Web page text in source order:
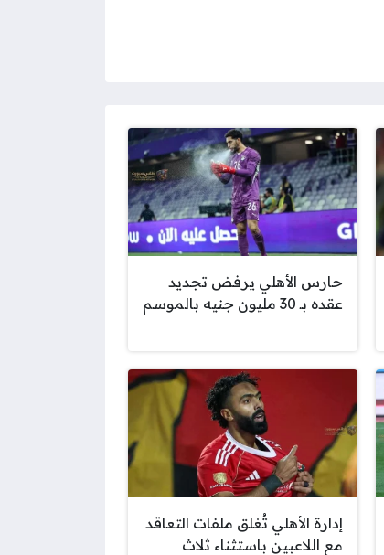
حارس الأهلي يرفض تجديد
عقده بـ 30 مليون جنيه بالموسم
إدارة الأهلي تُغلق ملفات التعاقد
مع اللاعبين باستثناء ثلاث